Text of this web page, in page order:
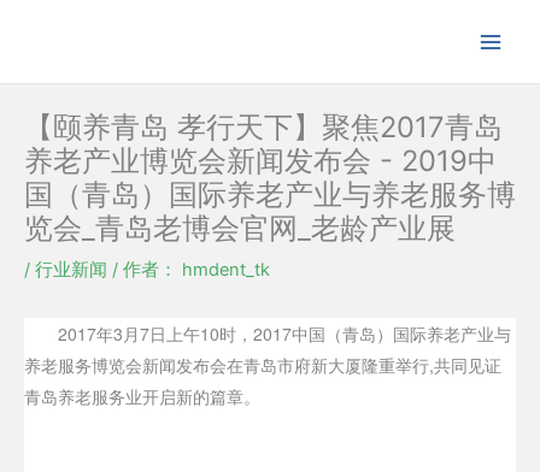
内
【颐养青岛 孝行天下】聚焦2017青岛
养老产业博览会新闻发布会 - 2019中
国（青岛）国际养老产业与养老服务博
览会_青岛老博会官网_老龄产业展
/ 行业新闻 / 作者： hmdent_tk
2017年3月7日上午10时，2017中国（青岛）国际养老产业与
养老服务博览会新闻发布会在青岛市府新大厦隆重举行,共同见证
青岛养老服务业开启新的篇章。